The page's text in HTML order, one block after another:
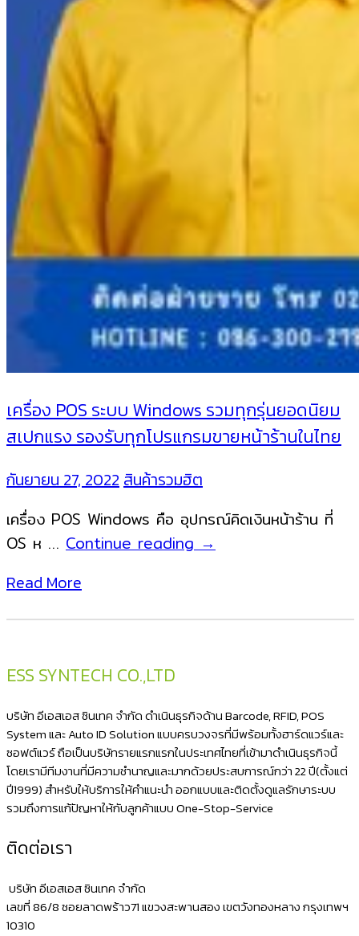
เครื่อง POS ระบบ Windows รวมทุกรุ่นยอดนิยม
สเปกแรง รองรับทุกโปรแกรมขายหน้าร้านในไทย
กันยายน 27, 2022สินค้ารวมฮิต
เครื่อง POS Windows คือ อุปกรณ์คิดเงินหน้าร้าน ที่
OS ห … Continue readingเครื่อง
Windows
ยอด
นิยม
สเปก
แรง
รองรับ
หน้า
→
Read More
ESS SYNTECH CO.,LTD
บริษัท อีเอสเอส ซินเทค จำกัด ดำเนินธุรกิจด้าน Barcode, RFID, POS
System และ Auto ID Solution แบบครบวงจรที่มีพร้อมทั้งฮาร์ดแวร์และ
ซอฟต์แวร์ ถือเป็นบริษัทรายแรกแรกในประเทศไทยที่เข้ามาดำเนินธุรกิจนี้
โดยเรามีทีมงานที่มีความชำนาญและมากด้วยประสบการณ์กว่า 22 ปี(ตั้งแต่
ปี1999) สำหรับให้บริการให้คำแนะนำ ออกแบบและติดตั้งดูแลรักษาระบบ
รวมถึงการแก้ปัญหาให้กับลูกค้าแบบ One-Stop-Service
ติดต่อเรา
บริษัท อีเอสเอส ซินเทค จำกัด
เลขที่ 86/8 ซอยลาดพร้าว71 แขวงสะพานสอง เขตวังทองหลาง กรุงเทพฯ
10310